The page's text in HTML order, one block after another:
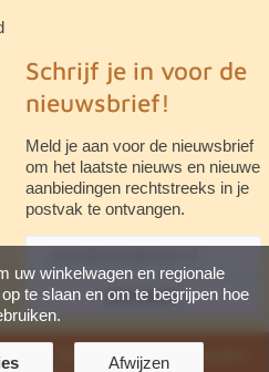
uw winkelwagen en regionale
te slaan en om te begrijpen hoe
Afwijzen
Schrijf je in voor de
nieuwsbrief!
Meld je aan voor de nieuwsbrief
om het laatste nieuws en nieuwe
aanbiedingen rechtstreeks in je
postvak te ontvangen.
abonneren
Alle rechten voorbehouden ·